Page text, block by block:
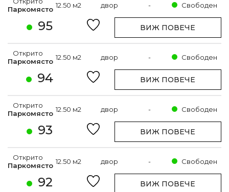
95
Паркомясто 12.50 м2 двор - Свободен
ВИЖ ПОВЕЧЕ
94
Открито
Паркомясто 12.50 м2 двор - Свободен
ВИЖ ПОВЕЧЕ
93
Открито
Паркомясто 12.50 м2 двор - Свободен
ВИЖ ПОВЕЧЕ
92
Открито
Паркомясто 12.50 м2 двор - Свободен
ВИЖ ПОВЕЧЕ